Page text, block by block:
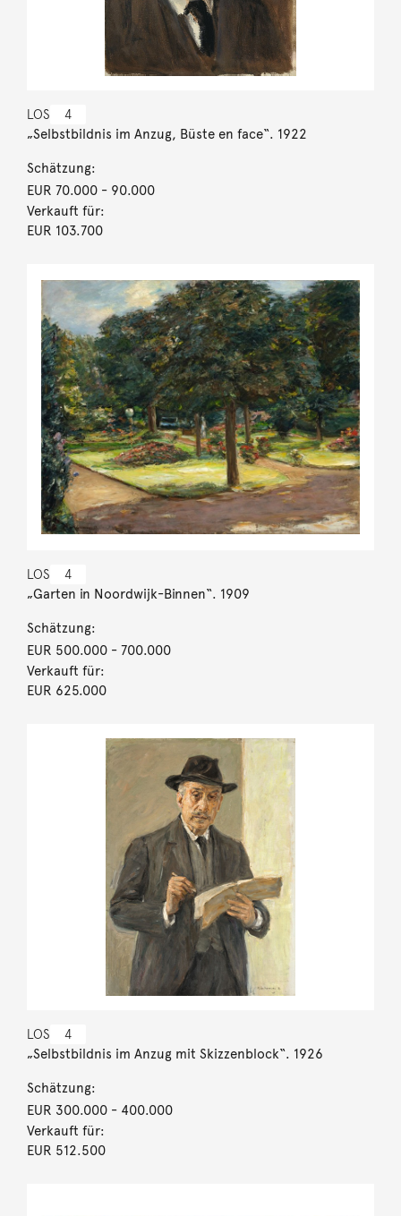
LOS 4
„Selbstbildnis im Anzug, Büste en face“. 1922
Schätzung:
EUR 70.000- 90.000
Verkauft für:
EUR 103.700
LOS 4
„Garten in Noordwijk-Binnen“. 1909
Schätzung:
EUR 500.000- 700.000
Verkauft für:
EUR 625.000
LOS 4
„Selbstbildnis im Anzug mit Skizzenblock“. 1926
Schätzung:
EUR 300.000- 400.000
Verkauft für:
EUR 512.500